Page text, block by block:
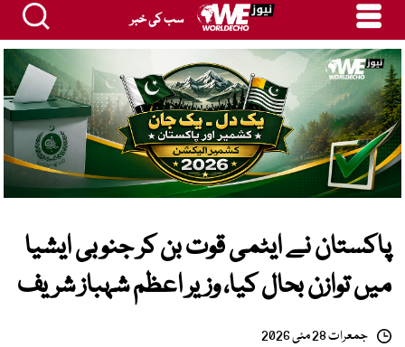
سب کی خبر
پاکستان نے ایٹمی قوت بن کر جنوبی ایشیا
میں توازن بحال کیا، وزیر اعظم شہباز شریف
جمعرات 28 مئی 2026